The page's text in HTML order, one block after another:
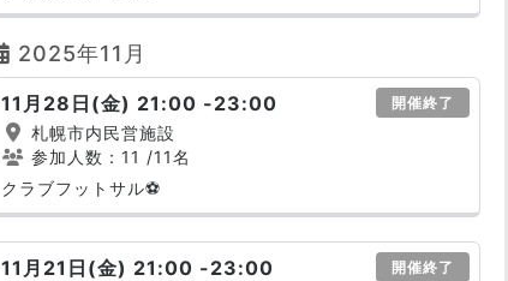
2025年11月
11月28日(金) 21:00 -23:00 開催終了
札幌市内民営施設
参加人数：11 /11名
クラブフットサル⚽
11月21日(金) 21:00 -23:00 開催終了